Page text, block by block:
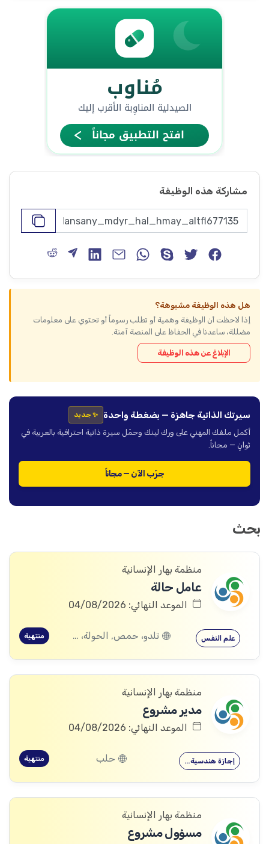
مشاركة هذه الوظيفة
هل هذه الوظيفة مشبوهة؟
إذا لاحظت أن الوظيفة وهمية أو تطلب رسوماً أو تحتوي على معلومات
مضللة، ساعدنا في الحفاظ على المنصة آمنة.
الإبلاغ عن هذه الوظيفة
سيرتك الذاتية جاهزة — بضغطة واحدة ✨ جديد
أكمل ملفك المهني على ورك لينك وحمّل سيرة ذاتية احترافية بالعربية في
ثوانٍ — مجاناً.
جرّب الآن — مجاناً
بحث
منظمة بهار الإنسانية
عامل حالة
الموعد النهائي: 04/08/2026
علم النفس تلدو، حمص, الحولة، حمص منتهية
منظمة بهار الإنسانية
مدير مشروع
الموعد النهائي: 04/08/2026
إجازة هندسية… حلب منتهية
منظمة بهار الإنسانية
مسؤول مشروع